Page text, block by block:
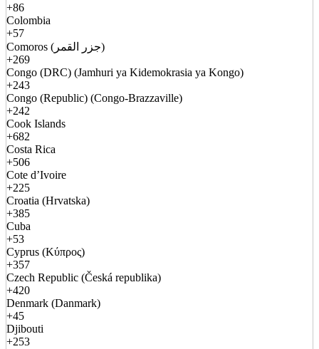
+86
Colombia
+57
Comoros (جزر القمر)
+269
Congo (DRC) (Jamhuri ya Kidemokrasia ya Kongo)
+243
Congo (Republic) (Congo-Brazzaville)
+242
Cook Islands
+682
Costa Rica
+506
Cote d’Ivoire
+225
Croatia (Hrvatska)
+385
Cuba
+53
Cyprus (Κύπρος)
+357
Czech Republic (Česká republika)
+420
Denmark (Danmark)
+45
Djibouti
+253